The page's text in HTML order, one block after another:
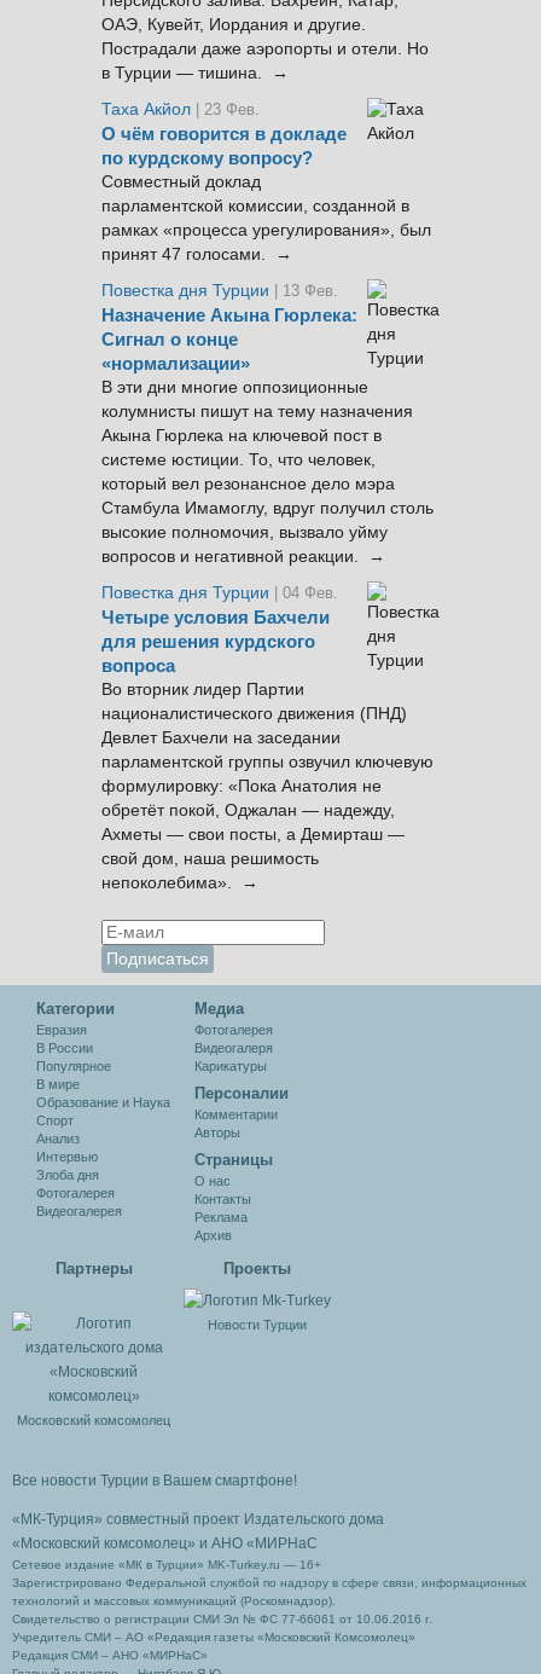
ОАЭ, Кувейт, Иордания и другие.
Пострадали даже аэропорты и отели. Но
в Турции — тишина. →
Таха Акйол | 23 Фев.
О чём говорится в докладе
по курдскому вопросу?
Совместный доклад
парламентской комиссии, созданной в
рамках «процесса урегулирования», был
принят 47 голосами. →
Повестка дня Турции
| 13 Фев.
Назначение Акына Гюрлека:
Сигнал о конце
«нормализации»
В эти дни многие оппозиционные
колумнисты пишут на тему назначения
Акына Гюрлека на ключевой пост в
системе юстиции. То, что человек,
который вел резонансное дело мэра
Стамбула Имамоглу, вдруг получил столь
высокие полномочия, вызвало уйму
вопросов и негативной реакции. →
Повестка дня Турции
| 04 Фев.
Четыре условия Бахчели
для решения курдского
вопроса
Во вторник лидер Партии
националистического движения (ПНД)
Девлет Бахчели на заседании
парламентской группы озвучил ключевую
формулировку: «Пока Анатолия не
обретёт покой, Оджалан — надежду,
Ахметы — свои посты, а Демирташ —
свой дом, наша решимость
непоколебима». →
Категории
Евразия
В России
Популярное
В мире
Образование и Наука
Спорт
Анализ
Интервью
Злоба дня
Фотогалерея
Видеогалерея
Медиа
Фотогалерея
Видеогалеря
Карикатуры
Персоналии
Комментарии
Авторы
Cтраницы
О нас
Контакты
Реклама
Архив
Партнеры
Московский комсомолец
Проекты
Новости Турции
Все новости Турции в Вашем смартфоне!
«МК-Турция» совместный проект Издательского дома
«Московский комсомолец» и АНО «МИРНаС
Сетевое издание «МК в Турции» MK-Turkey.ru — 16+
Зарегистрировано Федеральной службой по надзору в сфере связи, информационных
технологий и массовых коммуникаций (Роскомнадзор).
Свидетельство о регистрации СМИ Эл № ФС 77-66061 от 10.06.2016 г.
Учредитель СМИ – АО «Редакция газеты «Московский Комсомолец»
Редакция СМИ – АНО «МИРНаС»